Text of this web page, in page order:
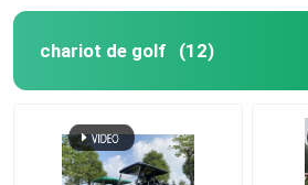
chariot de golf (12)